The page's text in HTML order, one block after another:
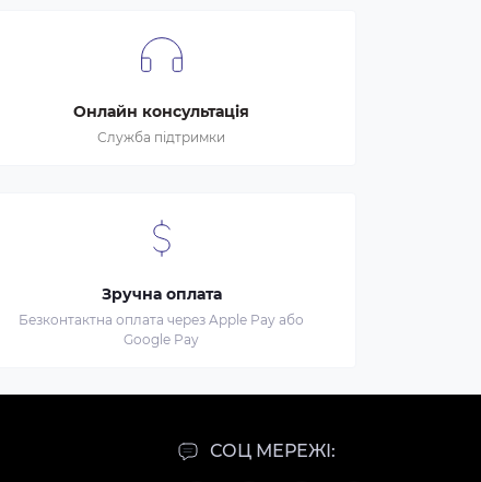
Онлайн консультація
Служба підтримки
Зручна оплата
Безконтактна оплата через Apple Pay або
Google Pay
СОЦ МЕРЕЖІ: